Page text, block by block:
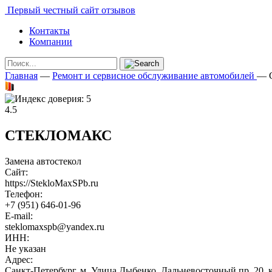
Первый честный сайт отзывов
Контакты
Компании
Главная — Ремонт и сервисное обслуживание автомобилей —
4.5
СТЕКЛОМАКС
Замена автостекол
Сайт:
https://StekloMaxSPb.ru
Телефон:
+7 (951) 646-01-96
E-mail:
steklomaxspb@yandex.ru
ИНН:
Не указан
Адрес: